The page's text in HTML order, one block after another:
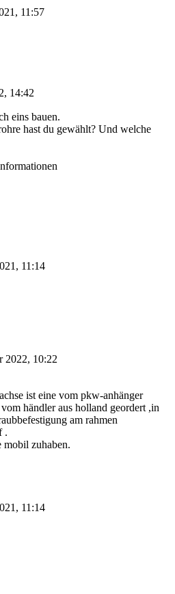
11:57
14:42
eins bauen.
hast du gewählt? Und welche
11:14
2022, 10:22
ist eine vom pkw-anhänger
händler aus holland geordert ,in
am rahmen
.
mobil zuhaben.
11:14